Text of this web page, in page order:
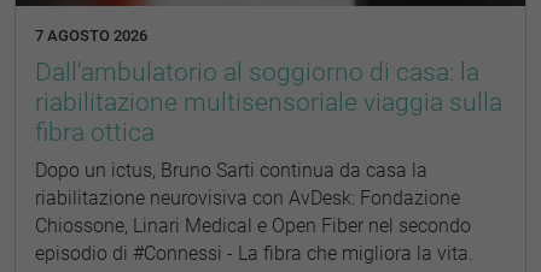
7 AGOSTO 2026
Dall'ambulatorio al soggiorno di casa: la
riabilitazione multisensoriale viaggia sulla
fibra ottica
Dopo un ictus, Bruno Sarti continua da casa la
riabilitazione neurovisiva con AvDesk: Fondazione
Chiossone, Linari Medical e Open Fiber nel secondo
episodio di #Connessi - La fibra che migliora la vita.